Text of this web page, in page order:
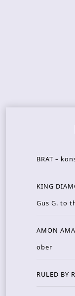
BRAT –
KING
Gus G. to
AMON
ober
RULED BY